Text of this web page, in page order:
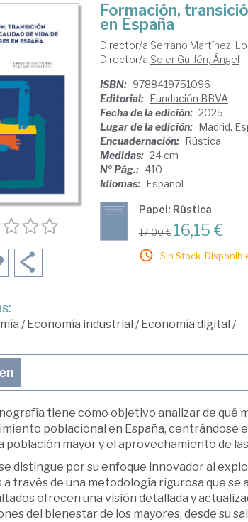
Formación,
en España
Director/a Serrano Martínez,
Director/a Soler Guillén, Ángel
ISBN: 9788419751096
Editorial: Fundación BBVA
Fecha de la edición: 2025
Lugar de la edición: Madrid.
Encuadernación: Rústica
Medidas: 24 cm
Nº Pág.: 410
Idiomas: Español
Papel: Rústica
17,00 € 16,15 €
Sin Stock.
/ Economía industrial / Economía digital /
tiene como objetivo analizar de qué
poblacional en España, centrándose
población mayor y el aprovechamiento de
distingue por su enfoque innovador al
a través de una metodología rigurosa que
ofrecen una visión detallada y
del bienestar de los mayores, desde su